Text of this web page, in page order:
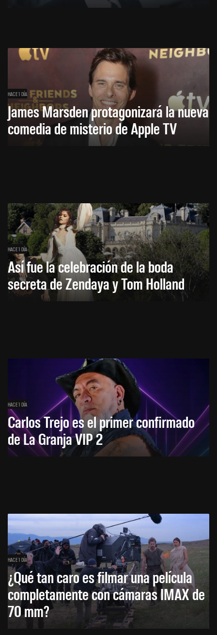
HACE 1 DÍA
James Marsden protagonizará la nueva
comedia de misterio de Apple TV
HACE 1 DÍA
Así fue la celebración de la boda
secreta de Zendaya y Tom Holland
HACE 1 DÍA
Carlos Trejo es el primer confirmado
de La Granja VIP 2
HACE 1 DÍA
¿Qué tan caro es filmar una película
completamente con cámaras IMAX de
70 mm?